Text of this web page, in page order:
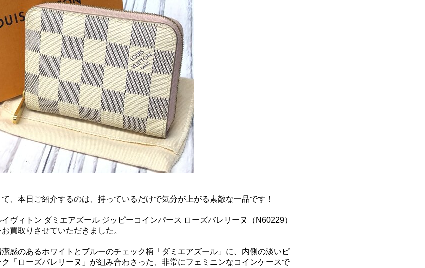
て、本日ご紹介するのは、持っているだけで気分が上がる素敵な一品です！
イヴィトン ダミエアズール ジッピーコインパース ローズバレリーヌ（N60229）
お買取りさせていただきました。
潔感のあるホワイトとブルーのチェック柄「ダミエアズール」に、内側の淡いピ
ク「ローズバレリーヌ」が組み合わさった、非常にフェミニンなコインケースで